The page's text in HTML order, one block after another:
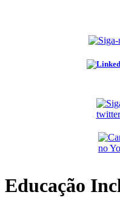
Educação